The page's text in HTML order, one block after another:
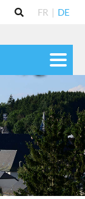
FR | DE